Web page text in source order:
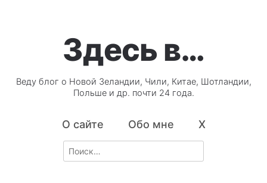
Здесь в…
Веду блог о Новой Зеландии, Чили, Китае, Шотландии,
Польше и др. почти 24 года.
О сайте Обо мне X
Search
for: